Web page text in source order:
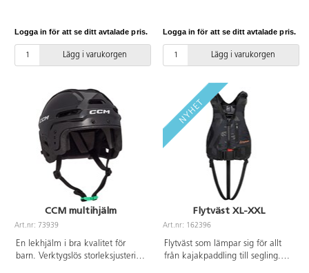
rörelsefrihet. Stl M/L. Kroppsvikt:
50-70 kg. Bröstvidd: 91-111 cm.
Flytväst klass 50 N, EN ISO
Logga in för att se ditt avtalade pris.
Lägg i varukorgen
väder. Klargul färg för ökad
synlighet. Linans längd är 20 m.
Förpackad i smart påse.
Logga in för att se ditt avtalade pris.
Lägg i varukorgen
CCM multihjälm
Art.nr: 73939
En lekhjälm i bra kvalitet för
barn. Verktygslös storleksjustering
Flytväst XL-XXL
Art.nr: 162396
Flytväst som lämpar sig för allt
från kajakpaddling till segling.